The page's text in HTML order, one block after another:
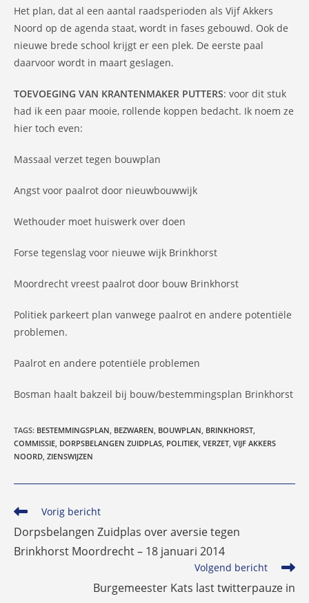
Het plan, dat al een aantal raadsperioden als Vijf Akkers
Noord op de agenda staat, wordt in fases gebouwd. Ook de
nieuwe brede school krijgt er een plek. De eerste paal
daarvoor wordt in maart geslagen.
TOEVOEGING VAN KRANTENMAKER PUTTERS: voor dit stuk
had ik een paar mooie, rollende koppen bedacht. Ik noem ze
hier toch even:
Massaal verzet tegen bouwplan
Angst voor paalrot door nieuwbouwwijk
Wethouder moet huiswerk over doen
Forse tegenslag voor nieuwe wijk Brinkhorst
Moordrecht vreest paalrot door bouw Brinkhorst
Politiek parkeert plan vanwege paalrot en andere potentiële
problemen.
Paalrot en andere potentiële problemen
Bosman haalt bakzeil bij bouw/bestemmingsplan Brinkhorst
TAGS: BESTEMMINGSPLAN, BEZWAREN, BOUWPLAN, BRINKHORST,
COMMISSIE, DORPSBELANGEN ZUIDPLAS, POLITIEK, VERZET, VIJF AKKERS
NOORD, ZIENSWIJZEN
Lees
artikelen
Vorig bericht
Dorpsbelangen Zuidplas over aversie tegen
Brinkhorst Moordrecht – 18 januari 2014
Volgend bericht
Burgemeester Kats last twitterpauze in